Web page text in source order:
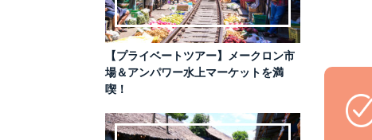
【プライベートツアー】メークロン市
場＆アンパワー水上マーケットを満
喫！